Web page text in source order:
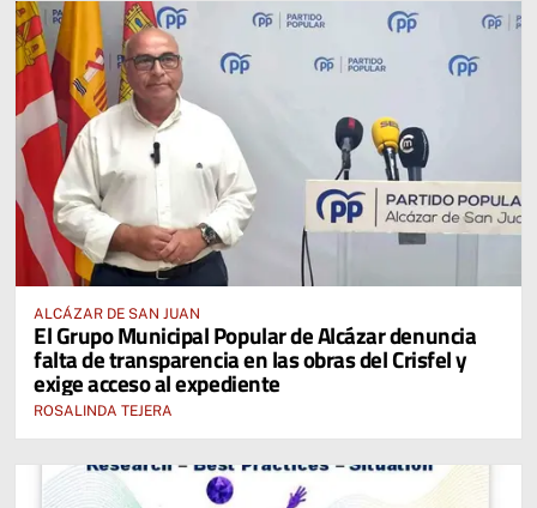
ALCÁZAR DE SAN JUAN
El Grupo Municipal Popular de Alcázar denuncia
falta de transparencia en las obras del Crisfel y
exige acceso al expediente
ROSALINDA TEJERA